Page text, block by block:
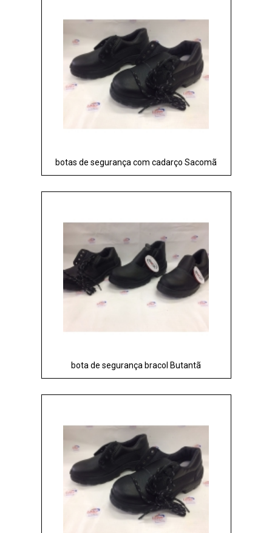
botas de segurança com cadarço Sacomã
bota de segurança bracol Butantã